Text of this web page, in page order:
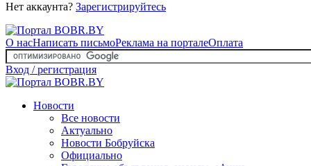
Нет аккаунта? Зарегистрируйтесь
О насНаписать письмоРеклама на порталеОплата
Вход / регистрация
Новости
Все новости
Актуально
Новости Бобруйска
Официально